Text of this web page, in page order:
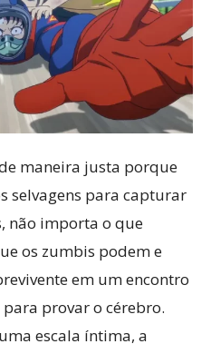
maneira justa porque
selvagens para capturar
não importa o que
os zumbis podem e
em um encontro
provar o cérebro.
escala íntima, a